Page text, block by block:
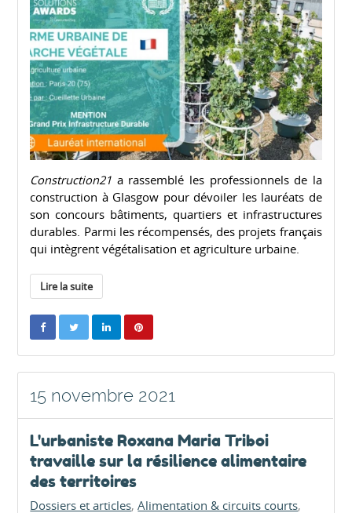
Construction21 a rassemblé les professionnels de la
construction à Glasgow pour dévoiler les lauréats de
son concours bâtiments, quartiers et infrastructures
durables. Parmi les récompensés, des projets français
qui intègrent végétalisation et agriculture urbaine.
Lire la suite
15 novembre 2021
L'urbaniste Roxana Maria Triboi
travaille sur la résilience alimentaire
des territoires
Dossiers et articles Alimentation & circuits courts